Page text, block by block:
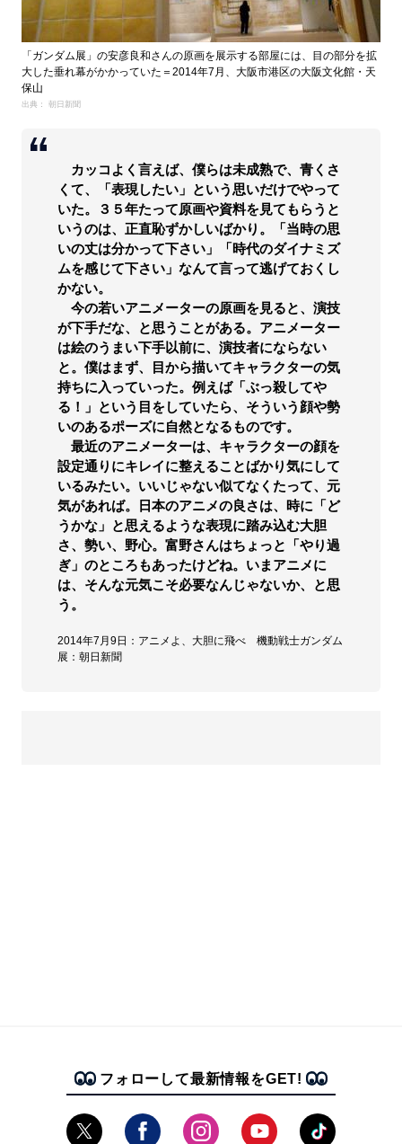
「ガンダム展」の安彦良和さんの原画を展示する部屋には、目の部分を拡
大した垂れ幕がかかっていた＝2014年7月、大阪市港区の大阪文化館・天
保山
出典： 朝日新聞
カッコよく言えば、僕らは未成熟で、青くさ
くて、「表現したい」という思いだけでやって
いた。３５年たって原画や資料を見てもらうと
いうのは、正直恥ずかしいばかり。「当時の思
いの丈は分かって下さい」「時代のダイナミズ
ムを感じて下さい」なんて言って逃げておくし
かない。
今の若いアニメーターの原画を見ると、演技
が下手だな、と思うことがある。アニメーター
は絵のうまい下手以前に、演技者にならない
と。僕はまず、目から描いてキャラクターの気
持ちに入っていった。例えば「ぶっ殺してや
る！」という目をしていたら、そういう顔や勢
いのあるポーズに自然となるものです。
最近のアニメーターは、キャラクターの顔を
設定通りにキレイに整えることばかり気にして
いるみたい。いいじゃない似てなくたって、元
気があれば。日本のアニメの良さは、時に「ど
うかな」と思えるような表現に踏み込む大胆
さ、勢い、野心。富野さんはちょっと「やり過
ぎ」のところもあったけどね。いまアニメに
は、そんな元気こそ必要なんじゃないか、と思
う。
2014年7月9日：アニメよ、大胆に飛べ 機動戦士ガンダム
展：朝日新聞
フォローして最新情報をGET!